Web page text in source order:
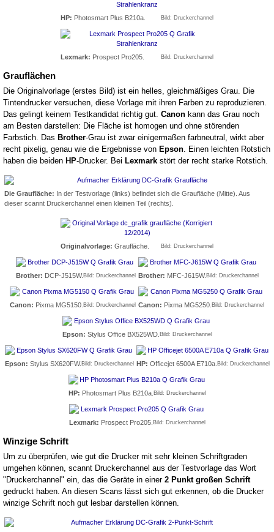
HP: Photosmart Plus B210a. Bild: Druckerchannel
Lexmark: Prospect Pro205. Bild: Druckerchannel
Grauflächen
Die Originalvorlage (erstes Bild) ist ein helles, gleichmäßiges Grau. Die
Tintendrucker versuchen, diese Vorlage mit ihren Farben zu reproduzieren.
Das gelingt keinem Testkandidat richtig gut. Canon kann das Grau noch
am Besten darstellen: Die Fläche ist homogen und ohne störenden
Farbstich. Das Brother-Grau ist zwar einigermaßen farbneutral, wirkt aber
recht pixelig, genau wie die Ergebnisse von Epson . Einen leichten Rotstich
haben die beiden HP-Drucker. Bei Lexmark stört der recht starke Rotstich.
Die Graufläche: In der Testvorlage (links) befindet sich die Graufläche (Mitte). Aus
dieser scannt Druckerchannel einen kleinen Teil (rechts).
Originalvorlage: Graufläche. Bild: Druckerchannel
Brother: DCP-J515W. Bild: Druckerchannel Brother: MFC-J615W. Bild: Druckerchannel
Canon: Pixma MG5150. Bild: Druckerchannel Canon: Pixma MG5250. Bild: Druckerchannel
Epson: Stylus Office BX525WD. Bild: Druckerchannel
Epson: Stylus SX620FW. Bild: Druckerchannel HP: Officejet 6500A E710a. Bild: Druckerchannel
HP: Photosmart Plus B210a. Bild: Druckerchannel
Lexmark: Prospect Pro205. Bild: Druckerchannel
Winzige Schrift
Um zu überprüfen, wie gut die Drucker mit sehr kleinen Schriftgraden
umgehen können, scannt Druckerchannel aus der Testvorlage das Wort
"Druckerchannel" ein, das die Geräte in einer 2 Punkt großen Schrift
gedruckt haben. An diesen Scans lässt sich gut erkennen, ob die Drucker
winzige Schrift noch gut lesbar darstellen können.